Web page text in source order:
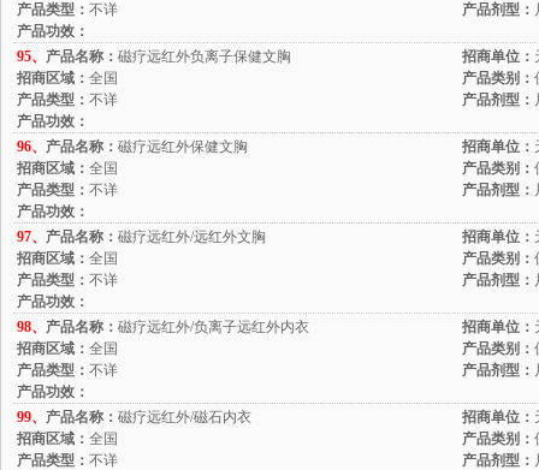
产品类型： 不详 产品剂型：
产品功效：
95、 产品名称： 磁疗远红外负离子保健文胸 招商单位：
招商区域： 全国 产品类别：
产品类型： 不详 产品剂型：
产品功效：
96、 产品名称： 磁疗远红外保健文胸 招商单位：
招商区域： 全国 产品类别：
产品类型： 不详 产品剂型：
产品功效：
97、 产品名称： 磁疗远红外/远红外文胸 招商单位：
招商区域： 全国 产品类别：
产品类型： 不详 产品剂型：
产品功效：
98、 产品名称： 磁疗远红外/负离子远红外内衣 招商单位：
招商区域： 全国 产品类别：
产品类型： 不详 产品剂型：
产品功效：
99、 产品名称： 磁疗远红外/磁石内衣 招商单位：
招商区域： 全国 产品类别：
产品类型： 不详 产品剂型：